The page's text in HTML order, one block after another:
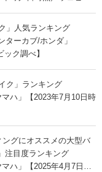
」人気ランキング
ーカブ/ホンダ」
ック調べ】
ク」ランキング
ハ」【2023年7月10日時
ングにオススメの大型バ
注目度ランキング
ハ」【2025年4月7日時